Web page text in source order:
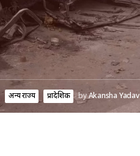
अन्य राज्य प्रादेशिक byAkansha Yadav